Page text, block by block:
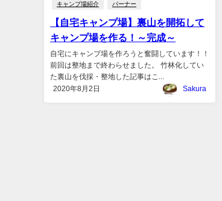
キャンプ場紹介 バーナー
【自宅キャンプ場】裏山を開拓して
キャンプ場を作る！～完成～
自宅にキャンプ場を作ろうと奮闘しています！！
前回は整地まで終わらせました。 竹林化してい
た裏山を伐採・整地した記事はこ...
2020年8月2日
Sakura